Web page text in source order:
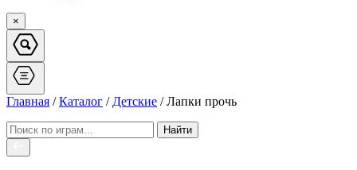
×
Главная /Каталог / Детские / Лапки прочь
Найти